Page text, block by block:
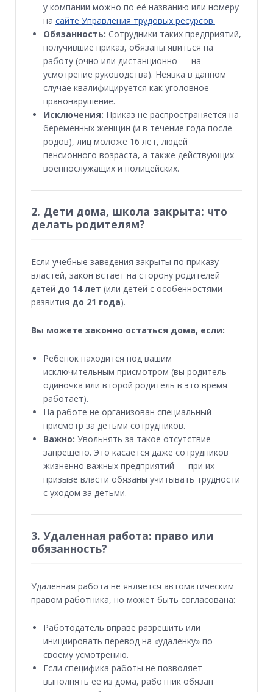
у компании можно по её названию или номеру
на сайте Управления трудовых ресурсов.
Обязанность: Сотрудники таких предприятий,
получившие приказ, обязаны явиться на
работу (очно или дистанционно — на
усмотрение руководства). Неявка в данном
случае квалифицируется как уголовное
правонарушение.
Исключения: Приказ не распространяется на
беременных женщин (и в течение года после
родов), лиц моложе 16 лет, людей
пенсионного возраста, а также действующих
военнослужащих и полицейских.
2. Дети дома, школа закрыта: что
делать родителям?
Если учебные заведения закрыты по приказу
властей, закон встает на сторону родителей
детей до 14 лет (или детей с особенностями
развития до 21 года).
Вы можете законно остаться дома, если:
Ребенок находится под вашим
исключительным присмотром (вы родитель-
одиночка или второй родитель в это время
работает).
На работе не организован специальный
присмотр за детьми сотрудников.
Важно: Увольнять за такое отсутствие
запрещено. Это касается даже сотрудников
жизненно важных предприятий — при их
призыве власти обязаны учитывать трудности
с уходом за детьми.
3. Удаленная работа: право или
обязанность?
Удаленная работа не является автоматическим
правом работника, но может быть согласована:
Работодатель вправе разрешить или
инициировать перевод на «удаленку» по
своему усмотрению.
Если специфика работы не позволяет
выполнять её из дома, работник обязан